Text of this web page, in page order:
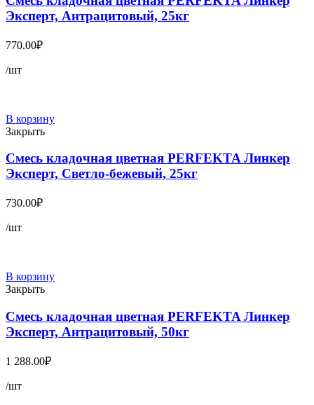
Эксперт, Антрацитовый, 25кг
770.00₽
/шт
В корзину
Закрыть
Смесь кладочная цветная PERFEKTA Линкер
Эксперт, Светло-бежевый, 25кг
730.00₽
/шт
В корзину
Закрыть
Смесь кладочная цветная PERFEKTA Линкер
Эксперт, Антрацитовый, 50кг
1 288.00₽
/шт